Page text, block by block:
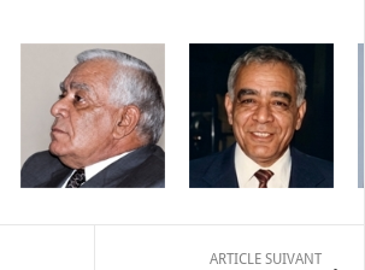
ARTICLE SUIVANT